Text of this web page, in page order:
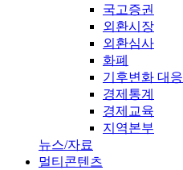
국고증권
외환시장
외환심사
화폐
기후변화 대응
경제통계
경제교육
지역본부
뉴스/자료
멀티콘텐츠